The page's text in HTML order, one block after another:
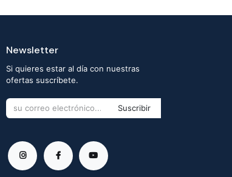
Newsletter
Si quieres estar al día con nuestras
ofertas suscríbete.
Suscribir